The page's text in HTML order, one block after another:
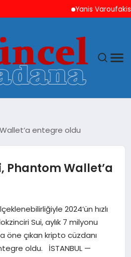
Yanis Varoufakis’ten
entegre oldu
Phantom Wallet’a
2024’ün hızlı
Sui, aylık 7 milyonu
öne çıkan kripto cüzdanı
oldu. İSTANBUL —